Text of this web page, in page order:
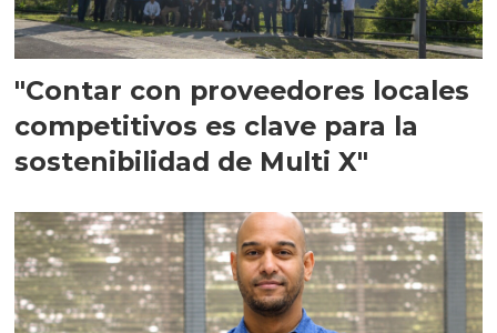
"Contar con proveedores locales
competitivos es clave para la
sostenibilidad de Multi X"